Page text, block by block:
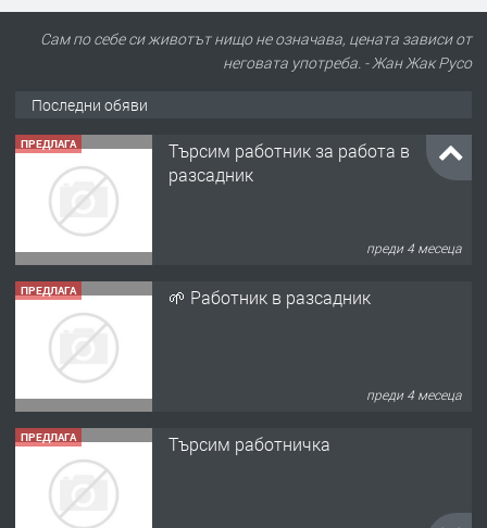
Сам по себе си животът нищо не означава, цената зависи от
неговата употреба. - Жан Жак Русо
Последни обяви
ПРЕДЛАГА
Търсим работник за работа в
разсадник
преди 4 месеца
ПРЕДЛАГА 🌱 Работник в разсадник
преди 4 месеца
ПРЕДЛАГА Търсим работничка